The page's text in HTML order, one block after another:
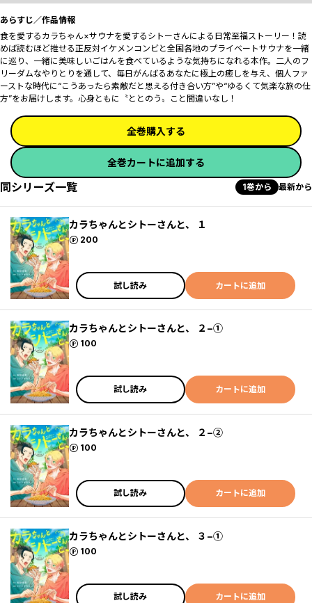
あらすじ／作品情報
食を愛するカラちゃん×サウナを愛するシトーさんによる日常至福ストーリー！読
めば読むほど推せる正反対イケメンコンビと全国各地のプライベートサウナを一緒
に巡り、一緒に美味しいごはんを食べているような気持ちになれる本作。二人のフ
リーダムなやりとりを通して、毎日がんばるあなたに極上の癒しを与え、個人ファ
ーストな時代に“こうあったら素敵だと思える付き合い方”や“ゆるくて気楽な旅の仕
方”をお届けします。心身ともに〝ととのう〟こと間違いなし！
全巻購入する
全巻カートに追加する
同シリーズ一覧 1巻から 最新から
カラちゃんとシトーさんと、 １
200
ポイント
試し読み カートに追加
カラちゃんとシトーさんと、 ２−①
100
ポイント
試し読み カートに追加
カラちゃんとシトーさんと、 ２−②
100
ポイント
試し読み カートに追加
カラちゃんとシトーさんと、 ３−①
100
ポイント
試し読み カートに追加